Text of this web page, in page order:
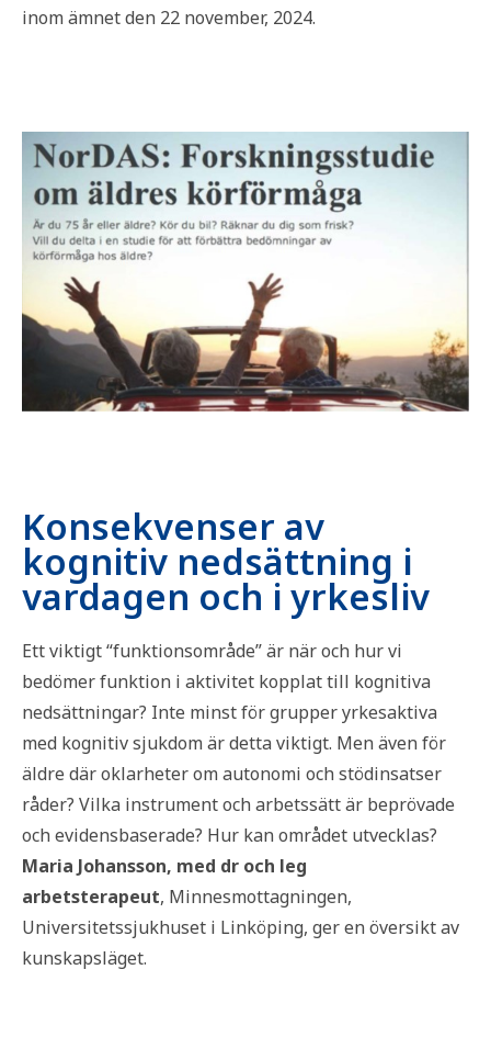
inom ämnet den 22 november, 2024.
Konsekvenser av
kognitiv nedsättning i
vardagen och i yrkesliv
Ett viktigt “funktionsområde” är när och hur vi
bedömer funktion i aktivitet kopplat till kognitiva
nedsättningar? Inte minst för grupper yrkesaktiva
med kognitiv sjukdom är detta viktigt. Men även för
äldre där oklarheter om autonomi och stödinsatser
råder? Vilka instrument och arbetssätt är beprövade
och evidensbaserade? Hur kan området utvecklas?
Maria Johansson, med dr och leg
arbetsterapeut, Minnesmottagningen,
Universitetssjukhuset i Linköping, ger en översikt av
kunskapsläget.